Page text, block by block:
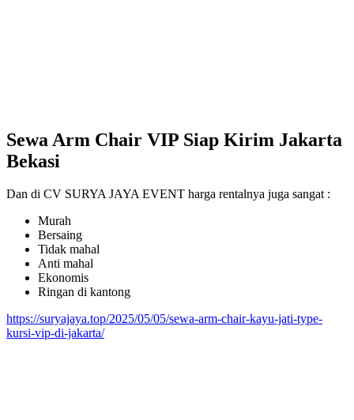
Sewa Arm Chair VIP Siap Kirim Jakarta
Bekasi
Dan di CV SURYA JAYA EVENT harga rentalnya juga sangat :
Murah
Bersaing
Tidak mahal
Anti mahal
Ekonomis
Ringan di kantong
https://suryajaya.top/2025/05/05/sewa-arm-chair-kayu-jati-type-
kursi-vip-di-jakarta/